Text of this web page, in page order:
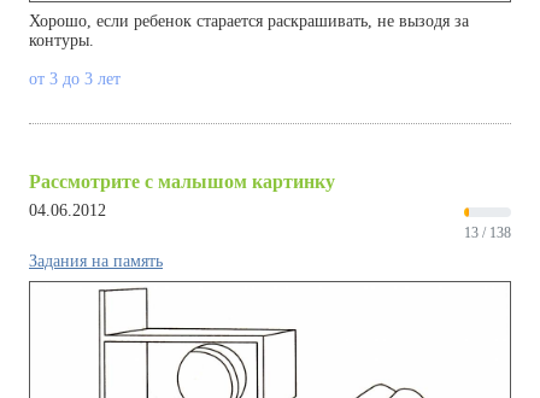
Хорошо, если ребенок старается раскрашивать, не вызодя за
контуры.
от 3 до 3 лет
Рассмотрите с малышом картинку
04.06.2012
13 / 138
Задания на память